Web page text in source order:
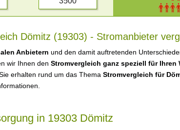
Dömitz (19303) - Stromanbieter
Anbietern und den damit auftretenden
wir Ihnen den Stromvergleich ganz speziell für Ihren
erhalten rund um das Thema Stromvergleich für
in 19303 Dömitz